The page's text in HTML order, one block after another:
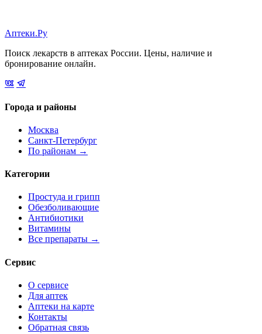
Аптеки.Ру
Поиск лекарств в аптеках России. Цены, наличие и
бронирование онлайн.
Города и районы
Москва
Санкт-Петербург
По районам →
Категории
Простуда и грипп
Обезболивающие
Антибиотики
Витамины
Все препараты →
Сервис
О сервисе
Для аптек
Аптеки на карте
Контакты
Обратная связь